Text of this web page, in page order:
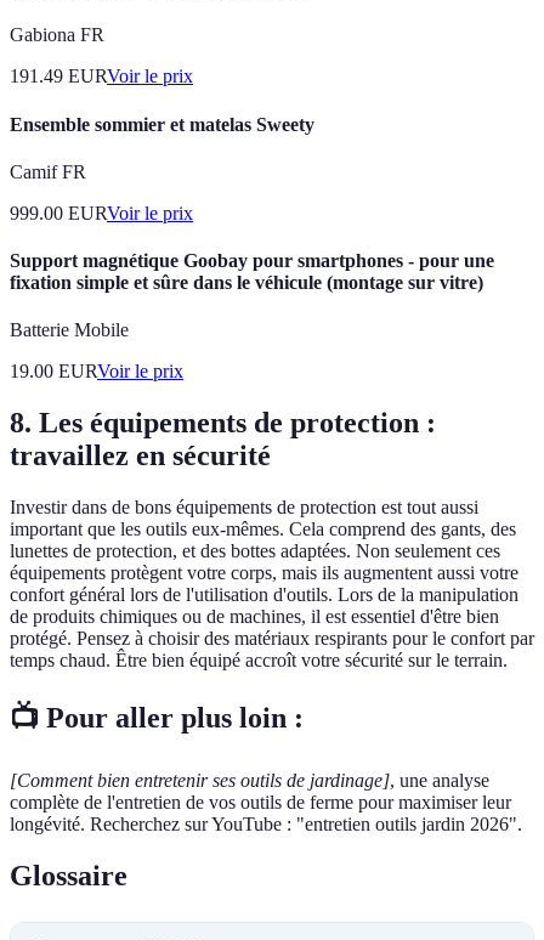
Gabiona FR
191.49 EURVoir le prix
Ensemble sommier et matelas Sweety
Camif FR
999.00 EURVoir le prix
Support magnétique Goobay pour smartphones - pour une
fixation simple et sûre dans le véhicule (montage sur vitre)
Batterie Mobile
19.00 EURVoir le prix
8. Les équipements de protection :
travaillez en sécurité
Investir dans de bons équipements de protection est tout aussi
important que les outils eux-mêmes. Cela comprend des gants, des
lunettes de protection, et des bottes adaptées. Non seulement ces
équipements protègent votre corps, mais ils augmentent aussi votre
confort général lors de l'utilisation d'outils. Lors de la manipulation
de produits chimiques ou de machines, il est essentiel d'être bien
protégé. Pensez à choisir des matériaux respirants pour le confort par
temps chaud. Être bien équipé accroît votre sécurité sur le terrain.
📺 Pour aller plus loin :
[Comment bien entretenir ses outils de jardinage], une analyse
complète de l'entretien de vos outils de ferme pour maximiser leur
longévité. Recherchez sur YouTube : "entretien outils jardin 2026".
Glossaire